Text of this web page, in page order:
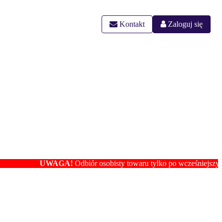
Kontakt Zaloguj się
UWAGA!Odbiór osobisty towaru tylko po wcześniejszym